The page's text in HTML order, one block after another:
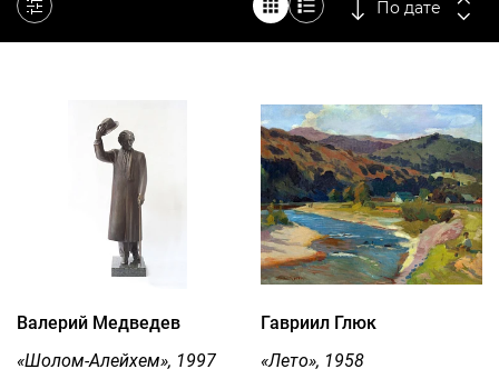
По дате
Валерий Медведев
«Шолом-Алейхем», 1997
Гавриил Глюк
«Лето», 1958